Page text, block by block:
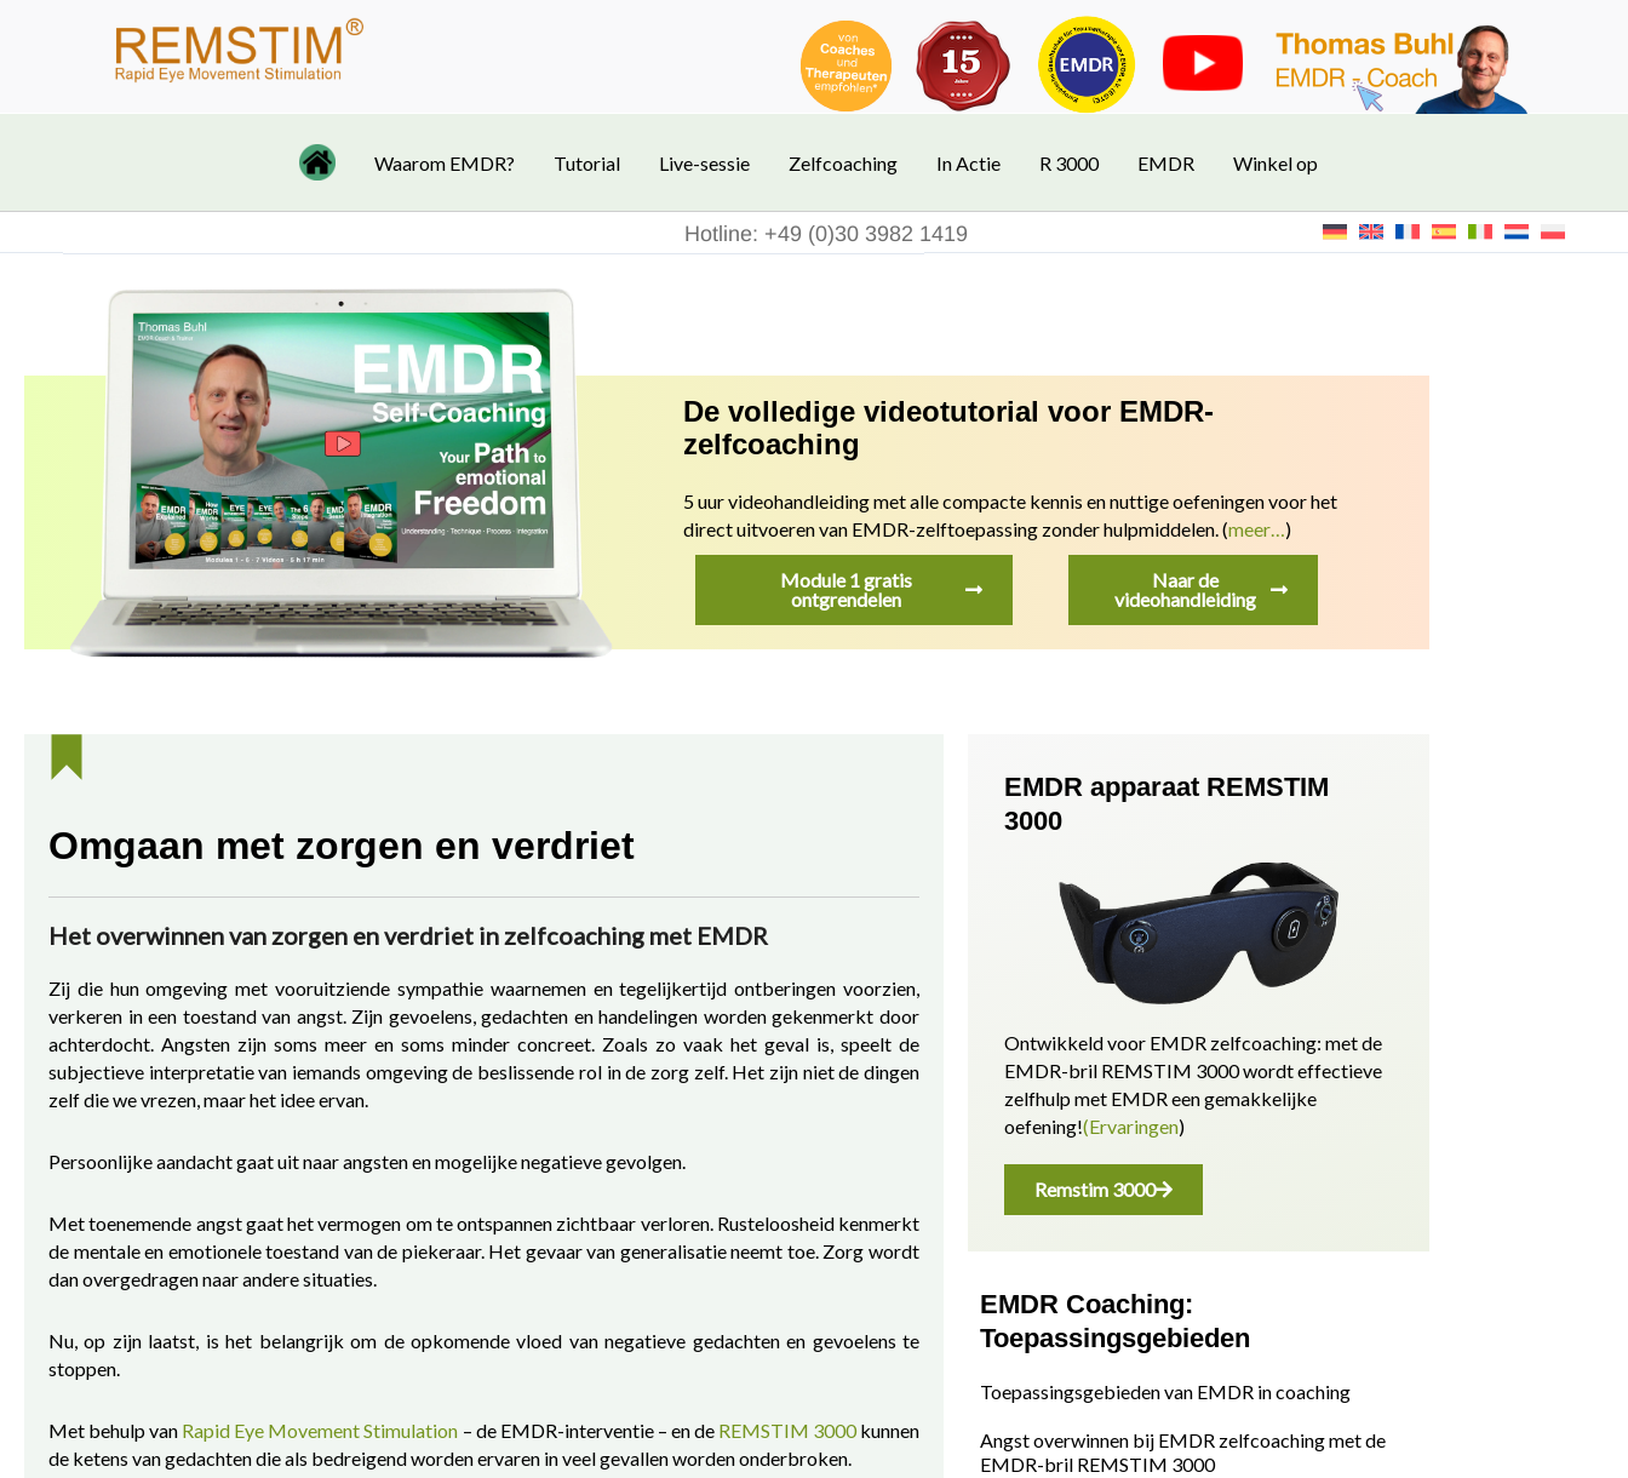
Waarom EMDR? Tutorial Live-sessie Zelfcoaching In Actie R 3000 EMDR Winkel op
Hotline: +49 (0)30 3982 1419
De volledige videotutorial voor EMDR-
zelfcoaching
5 uur videohandleiding met alle compacte kennis en nuttige oefeningen voor het
direct uitvoeren van EMDR-zelftoepassing zonder hulpmiddelen. (meer… )
Module 1 gratis
ontgrendelen
Naar de
videohandleiding
Omgaan met zorgen en verdriet
Het overwinnen van zorgen en verdriet in zelfcoaching met EMDR
Zij die hun omgeving met vooruitziende sympathie waarnemen en tegelijkertijd ontberingen voorzien,
verkeren in een toestand van angst. Zijn gevoelens, gedachten en handelingen worden gekenmerkt door
achterdocht. Angsten zijn soms meer en soms minder concreet. Zoals zo vaak het geval is, speelt de
subjectieve interpretatie van iemands omgeving de beslissende rol in de zorg zelf. Het zijn niet de dingen
zelf die we vrezen, maar het idee ervan.
Persoonlijke aandacht gaat uit naar angsten en mogelijke negatieve gevolgen.
Met toenemende angst gaat het vermogen om te ontspannen zichtbaar verloren. Rusteloosheid kenmerkt
de mentale en emotionele toestand van de piekeraar. Het gevaar van generalisatie neemt toe. Zorg wordt
dan overgedragen naar andere situaties.
Nu, op zijn laatst, is het belangrijk om de opkomende vloed van negatieve gedachten en gevoelens te
stoppen.
Met behulp van Rapid Eye Movement Stimulation – de EMDR-interventie – en de REMSTIM 3000kunnen
de ketens van gedachten die als bedreigend worden ervaren in veel gevallen worden onderbroken.
EMDR apparaat REMSTIM
3000
Ontwikkeld voor EMDR zelfcoaching: met de
EMDR-bril REMSTIM 3000 wordt effectieve
zelfhulp met EMDR een gemakkelijke
oefening!(Ervaringen)
Remstim 3000
EMDR Coaching:
Toepassingsgebieden
Toepassingsgebieden van EMDR in coaching
Angst overwinnen bij EMDR zelfcoaching met de
EMDR-bril REMSTIM 3000